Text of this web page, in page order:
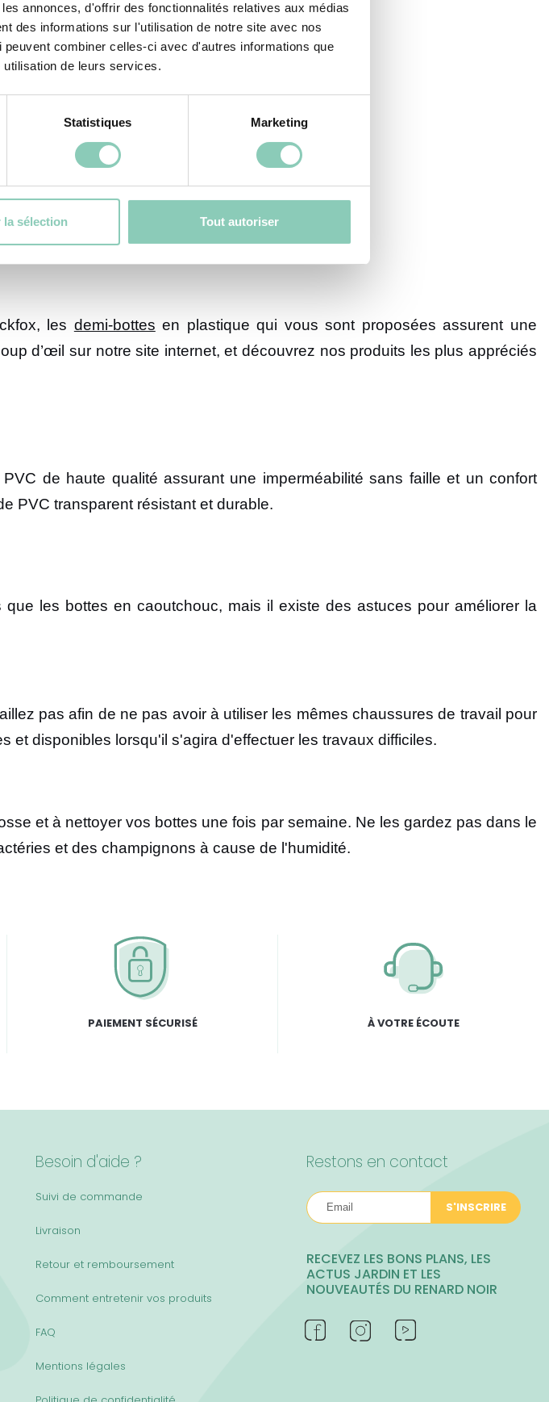
annonces, d'offrir des fonctionnalités relatives aux médias
des informations sur l'utilisation de notre site avec nos
combiner celles-ci avec d'autres informations que
de leurs services.
Statistiques Marketing
sélection Tout autoriser
les demi-bottes en plastique qui vous sont proposées assurent une
d’œil sur notre site internet, et découvrez nos produits les plus appréciés
de haute qualité assurant une imperméabilité sans faille et un confort
PVC transparent résistant et durable.
les bottes en caoutchouc, mais il existe des astuces pour améliorer la
pas afin de ne pas avoir à utiliser les mêmes chaussures de travail pour
et disponibles lorsqu'il s'agira d'effectuer les travaux difficiles.
et à nettoyer vos bottes une fois par semaine. Ne les gardez pas dans le
et des champignons à cause de l'humidité.
PAIEMENT SÉCURISÉ À VOTRE ÉCOUTE
Restons en contact
S'INSCRIRE
RECEVEZ LES BONS PLANS, LES
ACTUS JARDIN ET LES
NOUVEAUTÉS DU RENARD NOIR
Besoin d'aide ?
Suivi de commande
Livraison
Retour et remboursement
Comment entretenir vos produits
FAQ
Mentions légales